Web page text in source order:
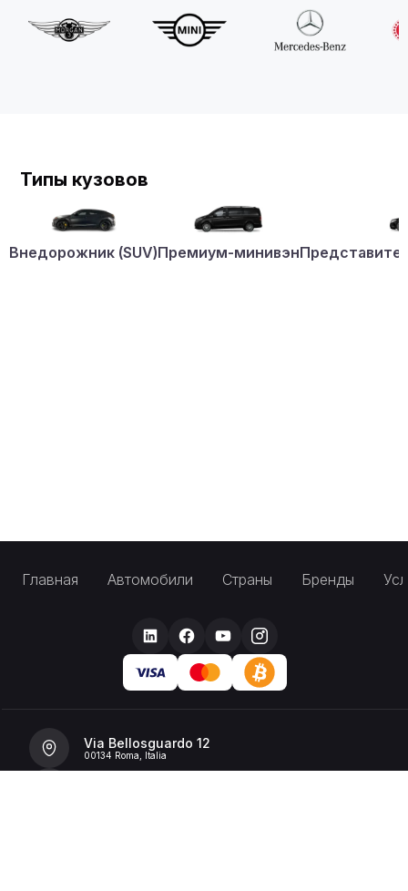
Типы кузовов
Внедорожник (SUV)Премиум-минивэн
Главная Автомобили Страны Бренды
Via Bellosguardo 12
00134 Roma, Italia